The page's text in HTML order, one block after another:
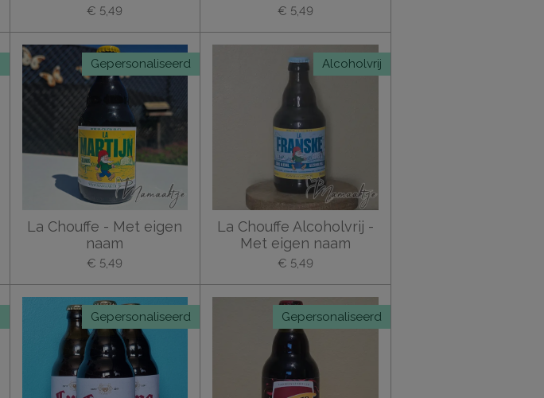
€ 5,49 € 5,49
Gepersonaliseerd
La Chouffe - Met eigen
naam
€ 5,49
Alcoholvrij
La Chouffe Alcoholvrij -
Met eigen naam
€ 5,49
Gepersonaliseerd Gepersonaliseerd